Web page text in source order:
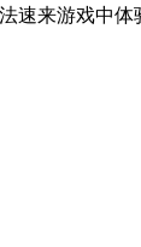
速来游戏中体